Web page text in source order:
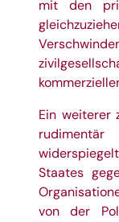
mit den
Ein weiterer
Staates
von der